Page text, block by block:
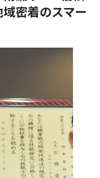
密着のスマー